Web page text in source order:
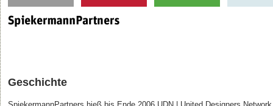
Geschichte